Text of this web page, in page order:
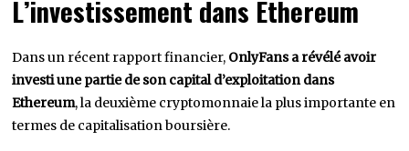
L’investissement dans Ethereum
Dans un récent rapport financier, OnlyFans a révélé avoir
investi une partie de son capital d’exploitation dans
Ethereum, la deuxième cryptomonnaie la plus importante en
termes de capitalisation boursière.